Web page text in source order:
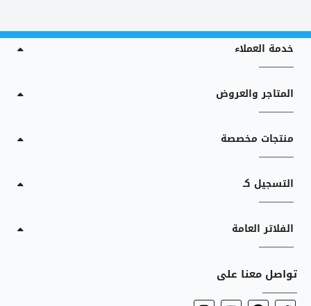
خدمة العملاء
المتاجر والعروض
منتجات مخصصة
التسجيل كـ
الفلاتر العامة
تواصل معنا على